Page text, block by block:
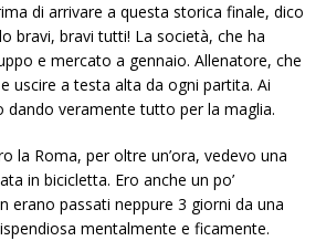
di arrivare a questa storica finale, dico
bravi, bravi tutti! La società, che ha
e mercato a gennaio. Allenatore, che
uscire a testa alta da ogni partita. Ai
dando veramente tutto per la maglia.
la Roma, per oltre un’ora, vedevo una
in bicicletta. Ero anche un po’
erano passati neppure 3 giorni da una
mentalmente e ficamente.